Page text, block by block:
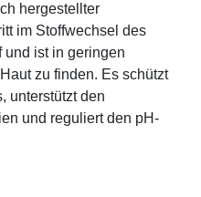
hergestellter
im Stoffwechsel des
und ist in geringen
zu finden. Es schützt
unterstützt den
und reguliert den pH-